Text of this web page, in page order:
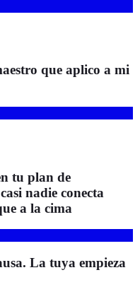
que aplico a mi
tu plan de
nadie conecta
a la cima
La tuya empieza